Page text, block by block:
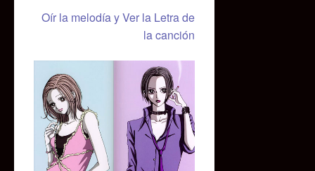
Oír la melodía y Ver la Letra de
la canción